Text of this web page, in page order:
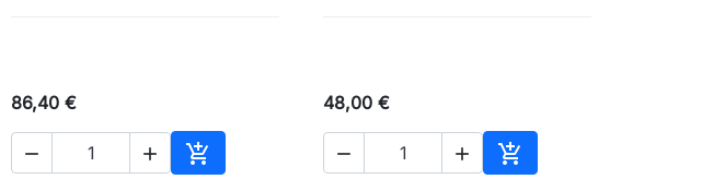
86,40 €
  
Ajouter au panier
48,00 €
  
Ajouter au panier